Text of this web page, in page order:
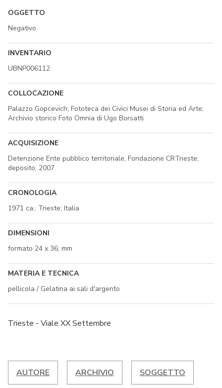
OGGETTO
Negativo
INVENTARIO
UBNP006112
COLLOCAZIONE
Palazzo Gopcevich; Fototeca dei Civici Musei di Storia ed Arte;
Archivio storico Foto Omnia di Ugo Borsatti
ACQUISIZIONE
Detenzione Ente pubblico territoriale; Fondazione CRTrieste;
deposito; 2007
CRONOLOGIA
1971 ca.; Trieste; Italia
DIMENSIONI
formato 24 x 36; mm
MATERIA E TECNICA
pellicola / Gelatina ai sali d'argento
Trieste - Viale XX Settembre
AUTORE ARCHIVIO SOGGETTO